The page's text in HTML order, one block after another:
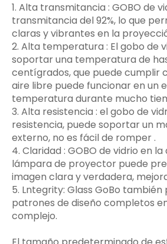
‌1. Alta transmitancia ‌: GOBO de
transmitancia del 92%, lo que
claras y vibrantes en la
2. Alta temperatura ‌: El gobo de
soportar una temperatura de
centígrados, que puede cumplir
aire libre puede funcionar en un
temperatura durante mucho
3.‌ Alta resistencia ‌: el gobo de
resistencia, puede soportar un
externo, no es fácil de romper ‌.
4. Claridad ‌: GOBO de vidrio en
lámpara de proyector puede
imagen clara y verdadera,
5. Lntegrity: Glass GoBo
patrones de diseño completos
complejo.